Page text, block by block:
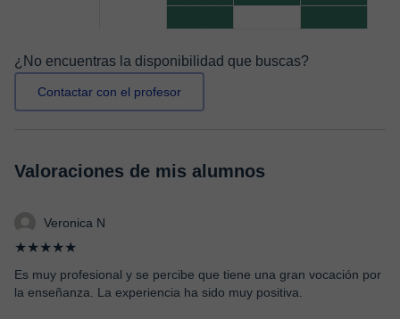
¿No encuentras la disponibilidad que buscas?
Contactar con el profesor
Valoraciones de mis alumnos
Veronica N
★★★★★
Es muy profesional y se percibe que tiene una gran vocación por
la enseñanza. La experiencia ha sido muy positiva.